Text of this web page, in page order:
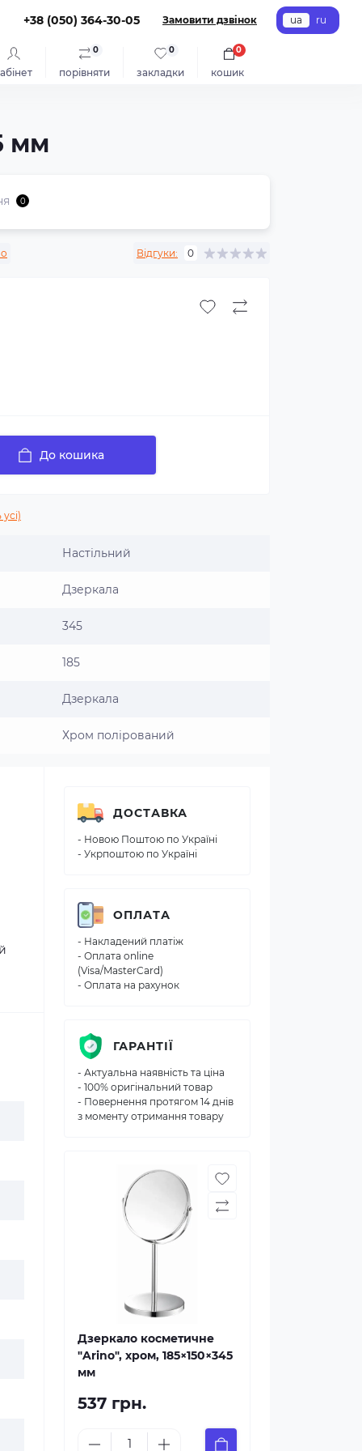
+38 (050) 364-30-05 Замовити дзвінок ua ru
порівняти
0
закладки
0
кошик
0
мм
0
Відгуки: 0
До кошика
Настільний
Дзеркала
345
185
Дзеркала
Хром полірований
ДОСТАВКА
- Новою Поштою по Україні
- Укрпоштою по Україні
ОПЛАТА
- Накладений платіж
- Оплата online
(Visa/MasterCard)
- Оплата на рахунок
ГАРАНТІЇ
- Актуальна наявність та ціна
- 100% оригінальний товар
- Повернення протягом 14 днів
з моменту отримання товару
Дзеркало косметичне
"Arino", хром, 185×150×345
мм
537 грн.